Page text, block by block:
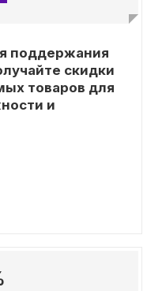
поддержания
скидки
товаров для
и